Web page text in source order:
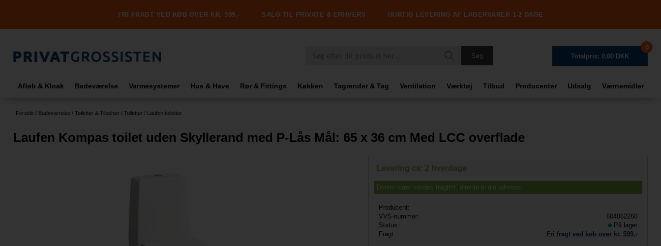
FRI FRAGT VED KØB OVER KR. 599,- SALG TIL PRIVATE & ERHVERV HURTIG LEVERING AF LAGERVARER 1-2 DAGE
Totalpris: 0,00 DKK
0
Afløb & Kloak Badeværelse Varmesystemer Hus & Have Rør & Fittings Køkken Tagrender & Tag Ventilation Værktøj Tilbud Producenter Udsalg Værnemidler
Forside / Badeværelse / Toiletter & Tilbehør / Toiletter / Laufen toiletter
Laufen Kompas toilet uden Skyllerand med P-Lås Mål: 65 x 36 cm Med LCC overflade
Levering ca: 2 hverdage
Denne varer sendes fragtfrit, direkte til din adresse
Producent:
VVS-nummer:
604062260
Status:
På lager
Fragt:
Fri fragt ved køb over kr. 599,-